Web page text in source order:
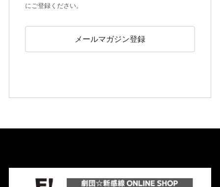
にご登録ください。
メールマガジン登録